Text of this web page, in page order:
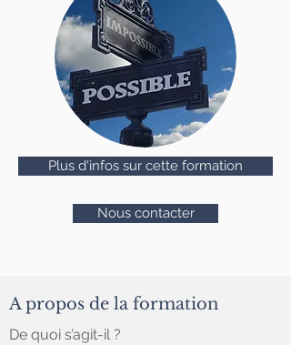
Plus d'infos sur cette formation
Nous contacter
A propos de la formation
De quoi s’agit-il ?